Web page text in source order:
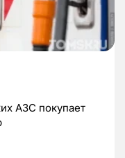
АЗС покупает